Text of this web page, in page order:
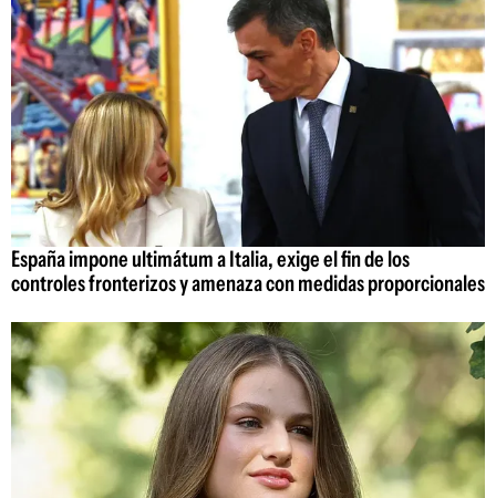
España impone ultimátum a Italia, exige el fin de los
controles fronterizos y amenaza con medidas proporcionales